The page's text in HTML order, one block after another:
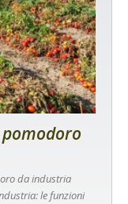
da industria
le funzioni